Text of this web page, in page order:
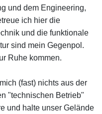
und dem Engineering,
ich hier die
und die funktionale
sind mein Gegenpol.
Ruhe kommen.
(fast) nichts aus der
"technischen Betrieb"
und halte unser Gelände